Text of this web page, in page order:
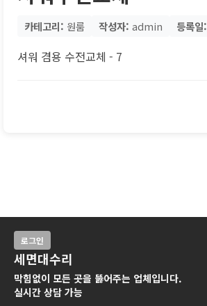
카테고리: 원룸 작성자: admin 등록일:
셔워 겸용 수전교체 - 7
로그인
세면대수리
막힘없이 모든 곳을 뚫어주는 업체입니다.
실시간 상담 가능